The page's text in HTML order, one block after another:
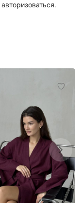
авторизоваться.